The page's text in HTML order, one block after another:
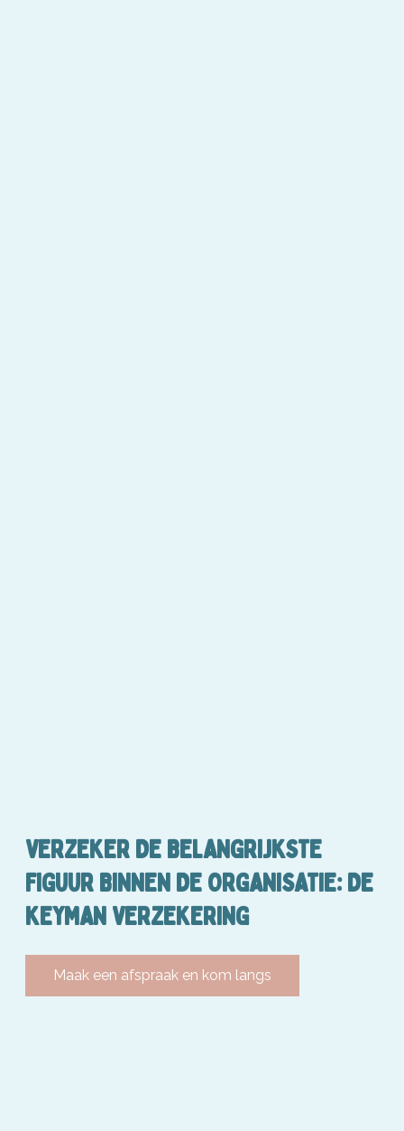
VERZEKER DE BELANGRIJKSTE
FIGUUR BINNEN DE ORGANISATIE: DE
KEYMAN VERZEKERING
Maak een afspraak en kom langs